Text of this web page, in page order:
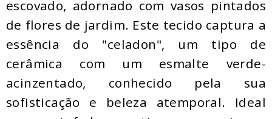
escovado, adornado com vasos pintados
de flores de jardim. Este tecido captura a
essência do "celadon", um tipo de
cerâmica com um esmalte verde-
acinzentado, conhecido pela sua
sofisticação e beleza atemporal. Ideal